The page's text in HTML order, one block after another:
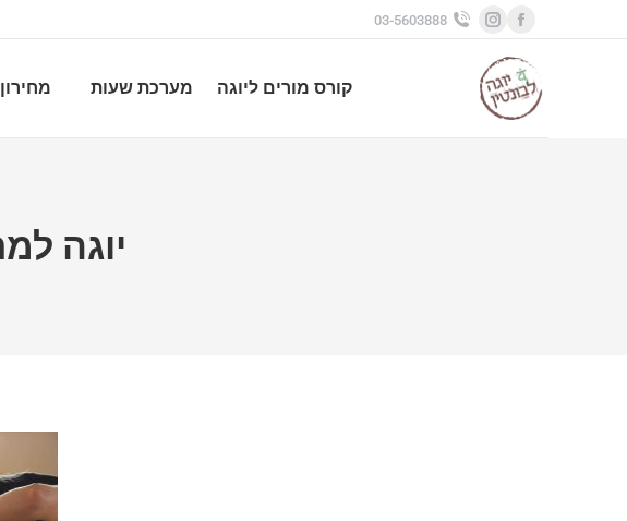
Facebook
page
opens
in
Instagram
page
opens
in
03-5603888
קורס מורים ליוגה מערכת שעות מחירון
יוגה